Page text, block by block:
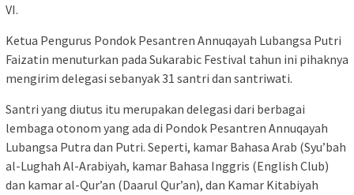
VI.
Ketua Pengurus Pondok Pesantren Annuqayah Lubangsa Putri
Faizatin menuturkan pada Sukarabic Festival tahun ini pihaknya
mengirim delegasi sebanyak 31 santri dan santriwati.
Santri yang diutus itu merupakan delegasi dari berbagai
lembaga otonom yang ada di Pondok Pesantren Annuqayah
Lubangsa Putra dan Putri. Seperti, kamar Bahasa Arab (Syu’bah
al-Lughah Al-Arabiyah, kamar Bahasa Inggris (English Club)
dan kamar al-Qur’an (Daarul Qur’an), dan Kamar Kitabiyah